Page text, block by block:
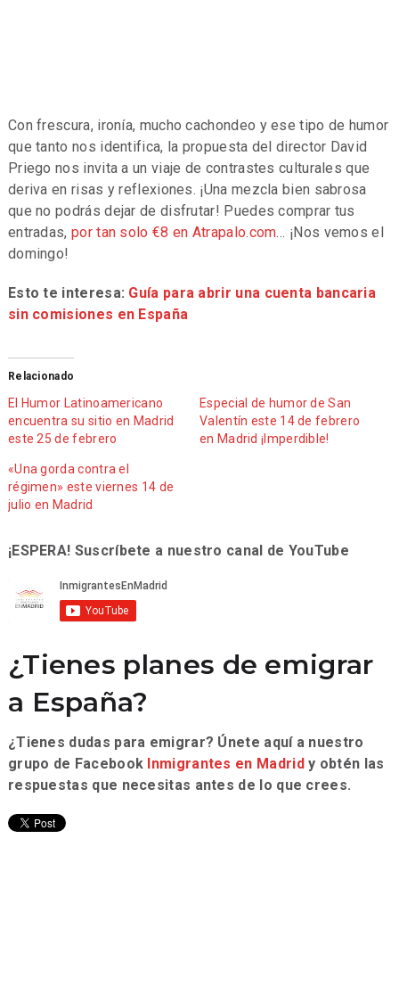
Con frescura, ironía, mucho cachondeo y ese tipo de humor
que tanto nos identifica, la propuesta del director David
Priego nos invita a un viaje de contrastes culturales que
deriva en risas y reflexiones. ¡Una mezcla bien sabrosa
que no podrás dejar de disfrutar! Puedes comprar tus
entradas, por tan solo €8 en Atrapalo.com… ¡Nos vemos el
domingo!
Esto te interesa: Guía para abrir una cuenta bancaria
sin comisiones en España
Relacionado
El Humor Latinoamericano
encuentra su sitio en Madrid
este 25 de febrero
Especial de humor de San
Valentín este 14 de febrero
en Madrid ¡Imperdible!
«Una gorda contra el
régimen» este viernes 14 de
julio en Madrid
¡ESPERA! Suscríbete a nuestro canal de YouTube
¿Tienes planes de emigrar
a España?
¿Tienes dudas para emigrar? Únete aquí a nuestro
grupo de Facebook Inmigrantes en Madridy obtén las
respuestas que necesitas antes de lo que crees.